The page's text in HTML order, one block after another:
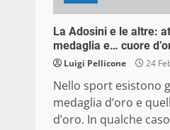
La Adosini e le altre:
medaglia e… cuore
Luigi Pellicone 24
Nello sport esistono
medaglia d’oro e
d’oro. In qualche